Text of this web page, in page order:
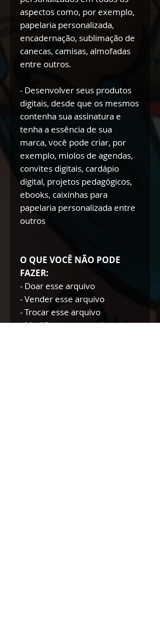
aspectos como, por exemplo,
papelaria personalizada,
encadernação, sublimação de
canecas, camisas, almofadas
entre outros.
- Desenvolver seus produtos
digitais, desde que os mesmos
contenha sua assinatura e
tenha a essência de sua
marca, você pode criar, por
exemplo, miolos de agendas,
convites digitais, cardápio
digital, projetos pedagógicos,
ebooks, caixinhas para
papelaria personalizada entre
outros
O QUE VOCÊ NÃO PODE
FAZER:
- Doar esse arquivo
- Vender esse arquivo
- Trocar esse arquivo
- Modificar esse arquivo para